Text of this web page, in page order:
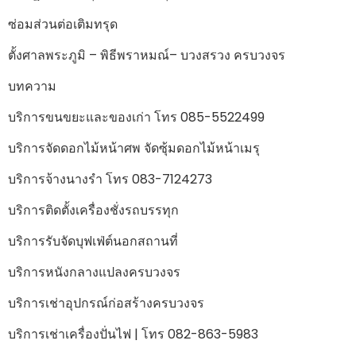
ซ่อมส่วนต่อเติมทรุด
ตั้งศาลพระภูมิ – พิธีพราหมณ์– บวงสรวง ครบวงจร
บทความ
บริการขนขยะและของเก่า โทร 085-5522499
บริการจัดดอกไม้หน้าศพ จัดซุ้มดอกไม้หน้าเมรุ
บริการจ้างนางรำ โทร 083-7124273
บริการติดตั้งเครื่องชั่งรถบรรทุก
บริการรับจัดบุฟเฟ่ต์นอกสถานที่
บริการหนังกลางแปลงครบวงจร
บริการเช่าอุปกรณ์ก่อสร้างครบวงจร
บริการเช่าเครื่องปั่นไฟ | โทร 082-863-5983